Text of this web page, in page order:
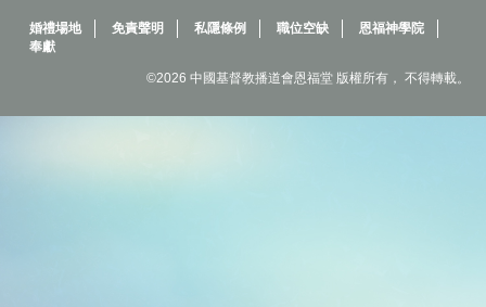
婚禮場地 免責聲明 私隱條例 職位空缺
恩福神學院
奉獻
©2026 中國基督教播道會恩福堂 版權所有， 不得轉載。